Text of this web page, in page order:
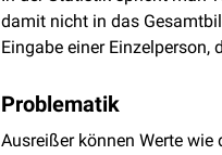
damit nicht in das
Eingabe einer
Problematik
Ausreißer können Werte wie